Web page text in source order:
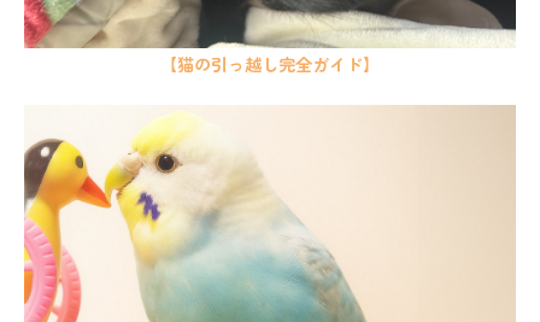
【猫の引っ越し完全ガイド】